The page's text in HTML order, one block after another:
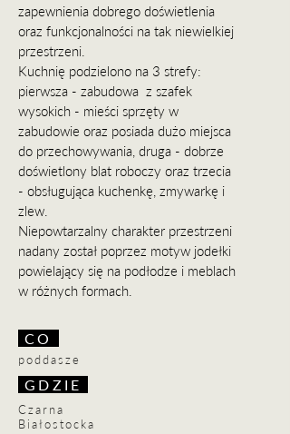
zapewnienia dobrego doświetlenia
oraz funkcjonalności na tak niewielkiej
przestrzeni.
Kuchnię podzielono na 3 strefy:
pierwsza - zabudowa z szafek
wysokich - mieści sprzęty w
zabudowie oraz posiada dużo miejsca
do przechowywania, druga - dobrze
doświetlony blat roboczy oraz trzecia
- obsługująca kuchenkę, zmywarkę i
zlew.
Niepowtarzalny charakter przestrzeni
nadany został poprzez motyw jodełki
powielający się na podłodze i meblach
w różnych formach.
CO
poddasze
GDZIE
Czarna
Białostocka